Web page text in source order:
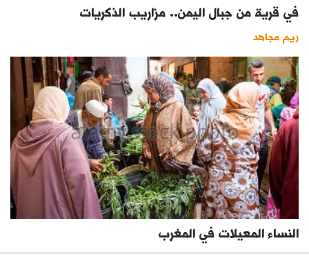
في قرية من جبال اليمن.. مزاريب الذكريات
ريم مجاهد
النساء المعيلات في المغرب